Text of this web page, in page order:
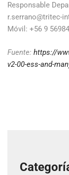
Responsable
r.serrano@tritec-
Móvil: +56 9
Fuente: https://
v2-00-ess-and-